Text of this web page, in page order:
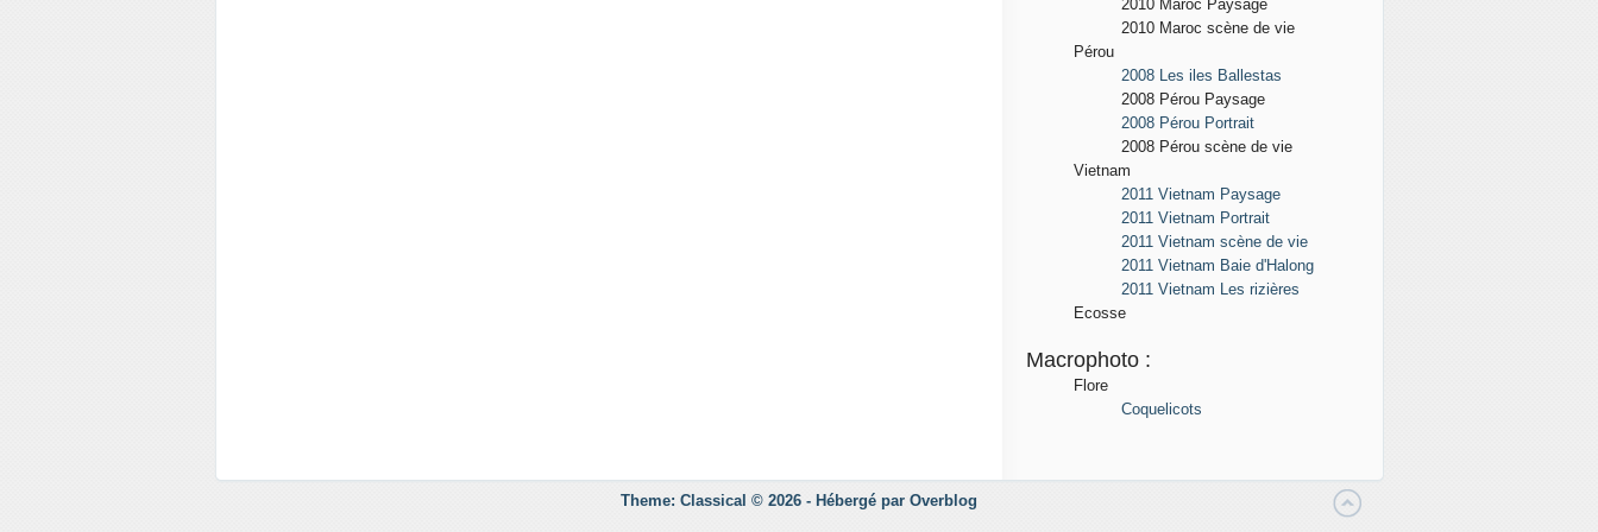
2010 Maroc Paysage
2010 Maroc scène de vie
Pérou
2008 Les iles Ballestas
2008 Pérou Paysage
2008 Pérou Portrait
2008 Pérou scène de vie
Vietnam
2011 Vietnam Paysage
2011 Vietnam Portrait
2011 Vietnam scène de vie
2011 Vietnam Baie d'Halong
2011 Vietnam Les rizières
Ecosse
Macrophoto :
Flore
Coquelicots
Theme: Classical © 2026 - Hébergé par Overblog